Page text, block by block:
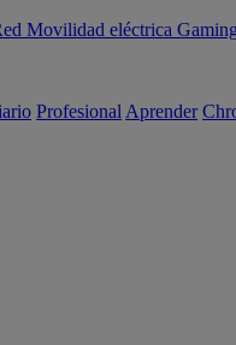
Movilidad eléctrica
Profesional Aprender